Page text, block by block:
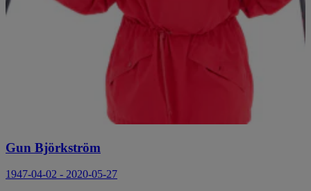
Gun Björkström
1947-04-02 - 2020-05-27